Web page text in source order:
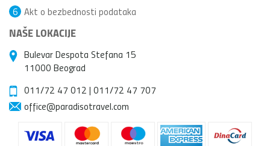
Akt o bezbednosti podataka
6
NAŠE LOKACIJE
Bulevar Despota Stefana 15
11000 Beograd
011/72 47 012 | 011/72 47 707
office@paradisotravel.com